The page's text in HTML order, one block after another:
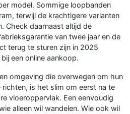
model. Sommige loopbanden
terwijl de krachtigere varianten
Check daarnaast altijd de
van twee jaar en de
terug te sturen zijn in 2025
een online aankoop.
omgeving die overwegen om hun
is het slim om eerst na te
vloeroppervlak. Een eenvoudig
alleen wil wandelen. Wie ook wil